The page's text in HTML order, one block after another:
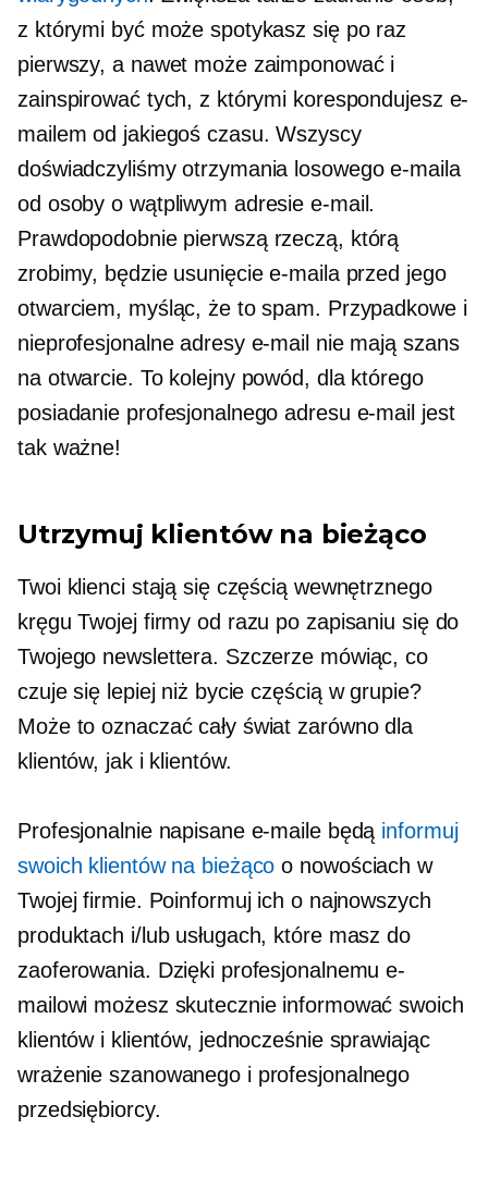
z którymi być może spotykasz się po raz
pierwszy, a nawet może zaimponować i
zainspirować tych, z którymi korespondujesz e-
mailem od jakiegoś czasu. Wszyscy
doświadczyliśmy otrzymania losowego e-maila
od osoby o wątpliwym adresie e-mail.
Prawdopodobnie pierwszą rzeczą, którą
zrobimy, będzie usunięcie e-maila przed jego
otwarciem, myśląc, że to spam. Przypadkowe i
nieprofesjonalne adresy e-mail nie mają szans
na otwarcie. To kolejny powód, dla którego
posiadanie profesjonalnego adresu e-mail jest
tak ważne!
Utrzymuj klientów na bieżąco
Twoi klienci stają się częścią wewnętrznego
kręgu Twojej firmy od razu po zapisaniu się do
Twojego newslettera. Szczerze mówiąc, co
czuje się lepiej niż bycie częścią w grupie?
Może to oznaczać cały świat zarówno dla
klientów, jak i klientów.
Profesjonalnie napisane e-maile będą informuj
swoich klientów na bieżąco o nowościach w
Twojej firmie. Poinformuj ich o najnowszych
produktach i/lub usługach, które masz do
zaoferowania. Dzięki profesjonalnemu e-
mailowi ​​możesz skutecznie informować swoich
klientów i klientów, jednocześnie sprawiając
wrażenie szanowanego i profesjonalnego
przedsiębiorcy.